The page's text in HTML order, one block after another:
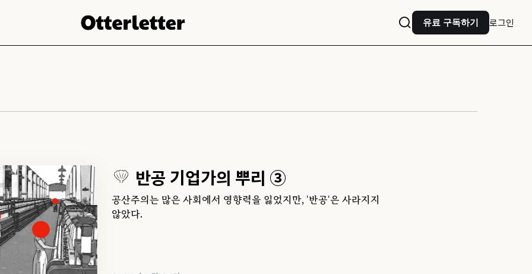
유료 구독하기 로그인
반공 기업가의 뿌리 ③
공산주의는 많은 사회에서 영향력을 잃었지만, '반공'은 사라지지
않았다.